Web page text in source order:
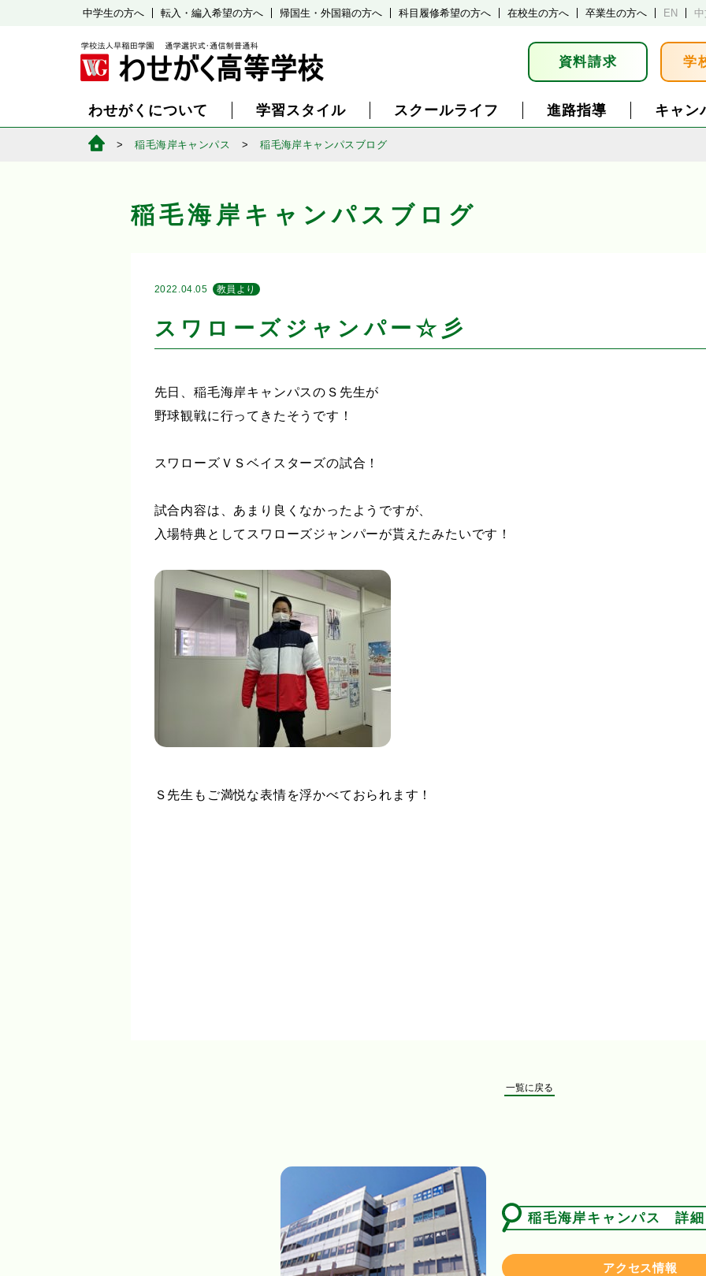
中学生の方へ 転入・編入希望の方へ 帰国生・外国籍の方へ 科目履修希望の方へ 在校生の方へ 卒業生の方へ EN
資料請求 学
わせがくについて 学習スタイル スクールライフ 進路指導 キャン
稲毛海岸キャンパス 稲毛海岸キャンパスブログ
稲毛海岸キャンパスブログ
2022.04.05 教員より
スワローズジャンパー☆彡
先日、稲毛海岸キャンパスのＳ先生が
野球観戦に行ってきたそうです！
スワローズＶＳベイスターズの試合！
試合内容は、あまり良くなかったようですが、
入場特典としてスワローズジャンパーが貰えたみたいです！
Ｓ先生もご満悦な表情を浮かべておられます！
一覧に戻る
稲毛海岸キャンパス 詳
アクセス情報